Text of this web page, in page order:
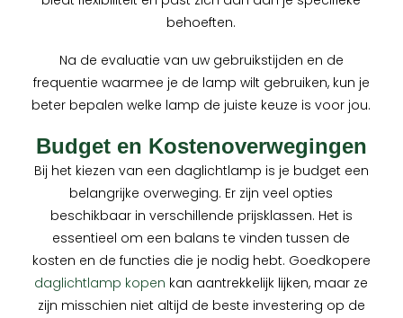
behoeften.
Na de evaluatie van uw gebruikstijden en de
frequentie waarmee je de lamp wilt gebruiken, kun je
beter bepalen welke lamp de juiste keuze is voor jou.
Budget en Kostenoverwegingen
Bij het kiezen van een daglichtlamp is je budget een
belangrijke overweging. Er zijn veel opties
beschikbaar in verschillende prijsklassen. Het is
essentieel om een balans te vinden tussen de
kosten en de functies die je nodig hebt. Goedkopere
daglichtlamp kopen kan aantrekkelijk lijken, maar ze
zijn misschien niet altijd de beste investering op de